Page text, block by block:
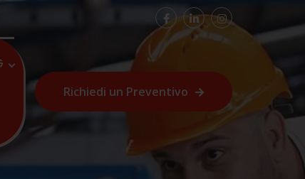
Richiedi un Preventivo